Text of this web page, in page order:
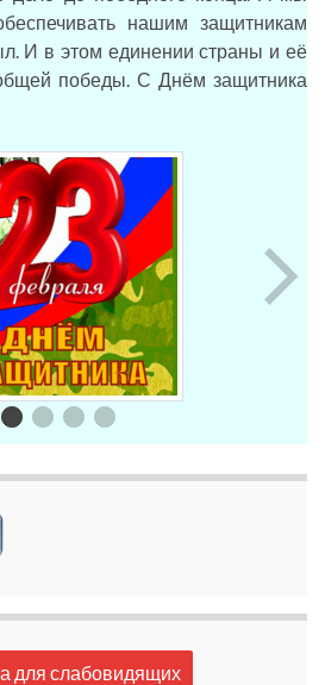
нашим защитникам
И в этом единении страны и её
победы. С Днём защитника
для слабовидящих